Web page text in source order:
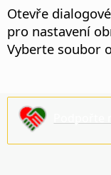
Otevře
pro nastavení
Vyberte soubor